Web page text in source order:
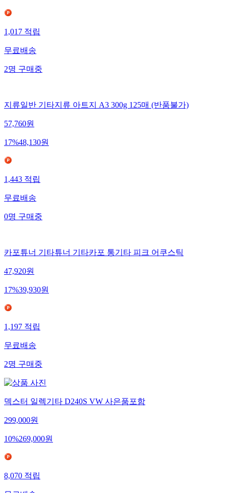
1,017 적립
무료배송
2명 구매중
지류일반 기타지류 아트지 A3 300g 125매 (반품불가)
57,760원
17%48,130원
1,443 적립
무료배송
0명 구매중
카포튜너 기타튜너 기타카포 통기타 피크 어쿠스틱
47,920원
17%39,930원
1,197 적립
무료배송
2명 구매중
덱스터 일렉기타 D240S VW 사은품포함
299,000원
10%269,000원
8,070 적립